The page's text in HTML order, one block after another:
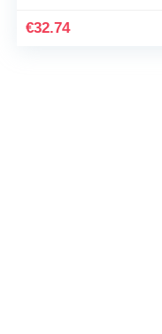
Lichtgewicht Slip
€32.74